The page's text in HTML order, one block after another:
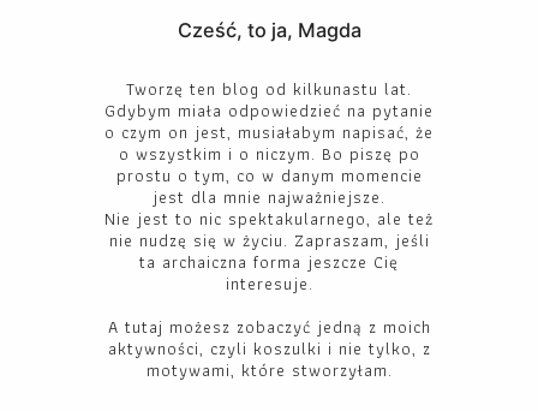
Cześć, to ja, Magda
Tworzę ten blog od kilkunastu lat.
Gdybym miała odpowiedzieć na pytanie
o czym on jest, musiałabym napisać, że
o wszystkim i o niczym. Bo piszę po
prostu o tym, co w danym momencie
jest dla mnie najważniejsze.
Nie jest to nic spektakularnego, ale też
nie nudzę się w życiu. Zapraszam, jeśli
ta archaiczna forma jeszcze Cię
interesuje.
A tutaj możesz zobaczyć jedną z moich
aktywności, czyli koszulki i nie tylko, z
motywami, które stworzyłam.